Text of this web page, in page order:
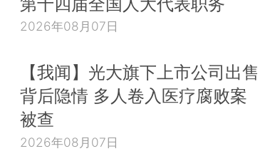
2026年08月07日
【我闻】光大旗下上市公司出售
背后隐情 多人卷入医疗腐败案
被查
2026年08月07日